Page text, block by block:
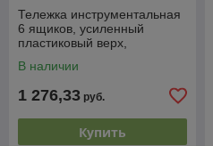
Тележка инструментальная
6 ящиков, усиленный
пластиковый верх,
В наличии
1 276,33 руб.
Купить